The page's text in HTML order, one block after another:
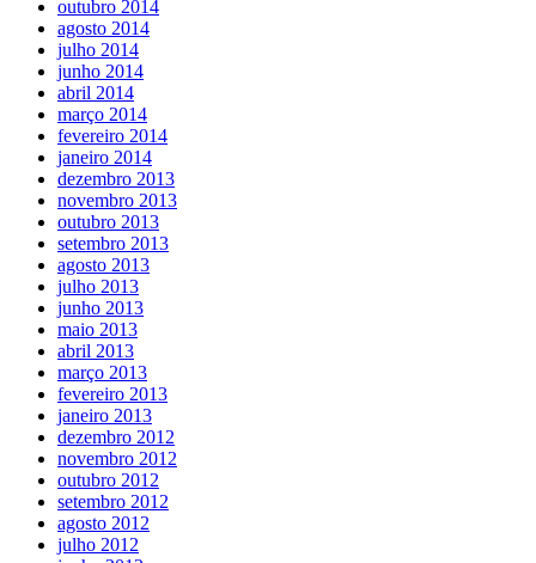
outubro 2014
agosto 2014
julho 2014
junho 2014
abril 2014
março 2014
fevereiro 2014
janeiro 2014
dezembro 2013
novembro 2013
outubro 2013
setembro 2013
agosto 2013
julho 2013
junho 2013
maio 2013
abril 2013
março 2013
fevereiro 2013
janeiro 2013
dezembro 2012
novembro 2012
outubro 2012
setembro 2012
agosto 2012
julho 2012